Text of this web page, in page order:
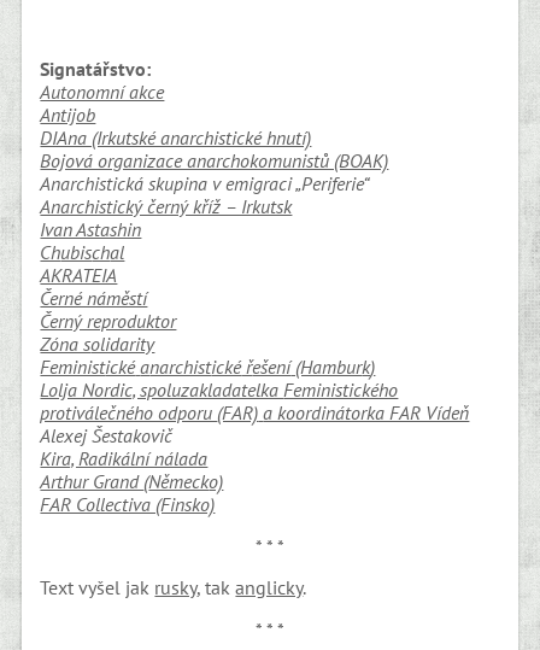
Signatářstvo:
Autonomní akce
Antijob
DIAna (Irkutské anarchistické hnutí)
Bojová organizace anarchokomunistů (BOAK)
Anarchistická skupina v emigraci „Periferie“
Anarchistický černý kříž – Irkutsk
Ivan Astashin
Chubischal
AKRATEIA
Černé náměstí
Černý reproduktor
Zóna solidarity
Feministické anarchistickéřešení(Hamburk)
Lolja Nordic, spoluzakladatelka Feministického
protiválečného odporu (FAR) a koordinátorka FAR Vídeň
Alexej Šestakovič
Kira, Radikální nálada
Arthur Grand (Německo)
FAR Collectiva (Finsko)
* * *
Text vyšel jak rusky, takanglicky.
* * *